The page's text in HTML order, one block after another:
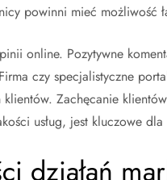
powinni mieć możliwość
online. Pozytywne
czy specjalistyczne
Zachęcanie
usług, jest kluczowe
działań